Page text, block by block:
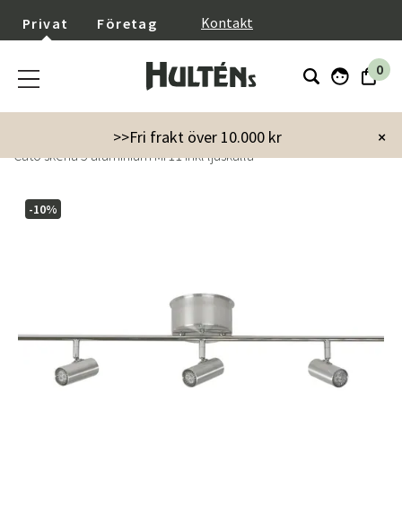
Privat Företag Kontakt
0
×
>>Fri frakt över 10.000 kr
Inredning Lampor & belysning
Cato skena 5 aluminium Mr11 inkl ljuskälla
-10%